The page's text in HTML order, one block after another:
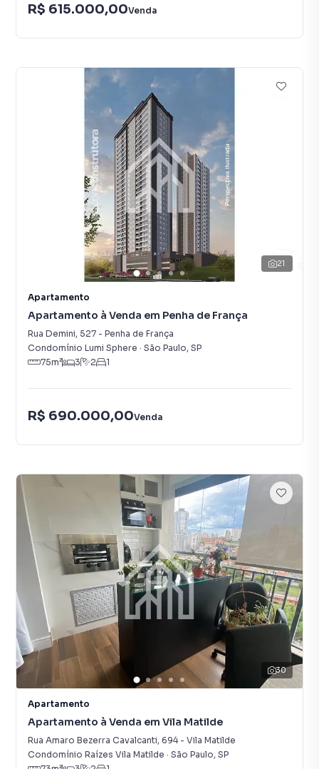
R$ 615.000,00Venda
21
Apartamento
Apartamento à Venda em Penha de França
Rua Demini, 527 - Penha de França
Condomínio Lumi Sphere · São Paulo, SP
75m² 3 2 1
R$ 690.000,00Venda
30
Apartamento
Apartamento à Venda em Vila Matilde
Rua Amaro Bezerra Cavalcanti, 694- Vila Matilde
Condomínio Raízes Vila Matilde · São Paulo, SP